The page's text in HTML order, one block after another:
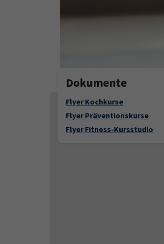
Dokumente
Flyer Kochkurse
Flyer Präventionskurse
Flyer Fitness-Kursstudio